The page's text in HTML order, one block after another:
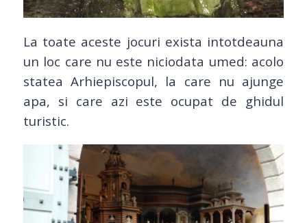
La toate aceste jocuri exista intotdeauna
un loc care nu este niciodata umed: acolo
statea Arhiepiscopul, la care nu ajunge
apa, si care azi este ocupat de ghidul
turistic.